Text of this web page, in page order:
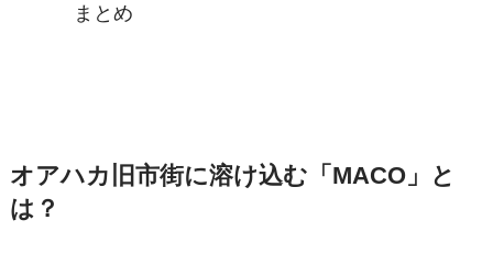
まとめ
オアハカ旧市街に溶け込む「MACO」と
は？